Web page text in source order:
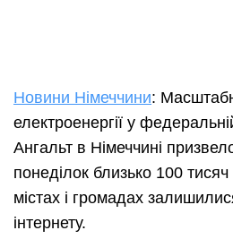
Новини Німеччини:
електроенергії у
Ангальт в Німеччині
понеділок близько 100
містах і громадах
інтернету.